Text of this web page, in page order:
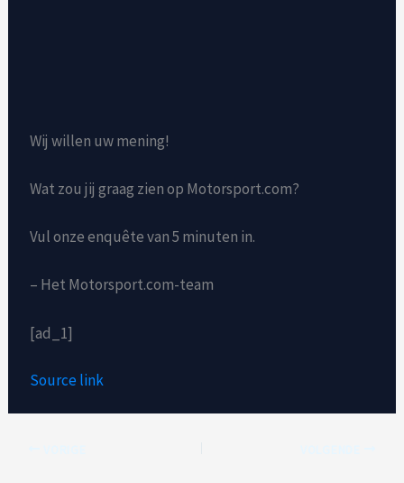
Wij willen uw mening!
Wat zou jij graag zien op Motorsport.com?
Vul onze enquête van 5 minuten in.
– Het Motorsport.com-team
[ad_1]
Source link